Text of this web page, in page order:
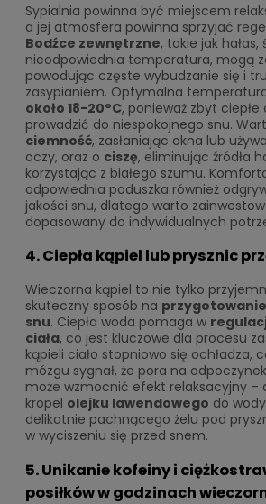
Sypialnia powinna być miejscem
a jej atmosfera powinna sprzyjać
Bodźce zewnętrzne, takie jak hałas,
nieodpowiednia temperatura, mogą
powodując częste wybudzanie się i
zasypianiem. Optymalna
około 18-20°C, ponieważ zbyt
prowadzić do niespokojnego snu.
ciemność, zasłaniając okna lub
oczy, oraz o ciszę, eliminując źródła
korzystając z białego szumu.
odpowiednia poduszka również
jakości snu, dlatego warto
dopasowany do indywidualnych
4. Ciepła kąpiel lub prysznic
Wieczorna kąpiel to nie tylko
skuteczny sposób na
snu. Ciepła woda pomaga w
ciała, co jest kluczowe dla procesu
kąpieli ciało stopniowo się ochładza,
mózgu sygnał, że pora na
może wzmocnić efekt relaksacyjny –
kropel olejku lawendowego do
delikatnie pachnącego żelu pod
w wyciszeniu się przed snem.
5. Unikanie kofeiny i
posiłków w godzinach